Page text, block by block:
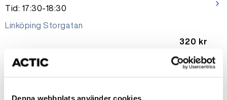
Denna webbplats använder cookies
Tid: 17:30-18:30
Linköping Storgatan
320 kr
arrow_forward_ios